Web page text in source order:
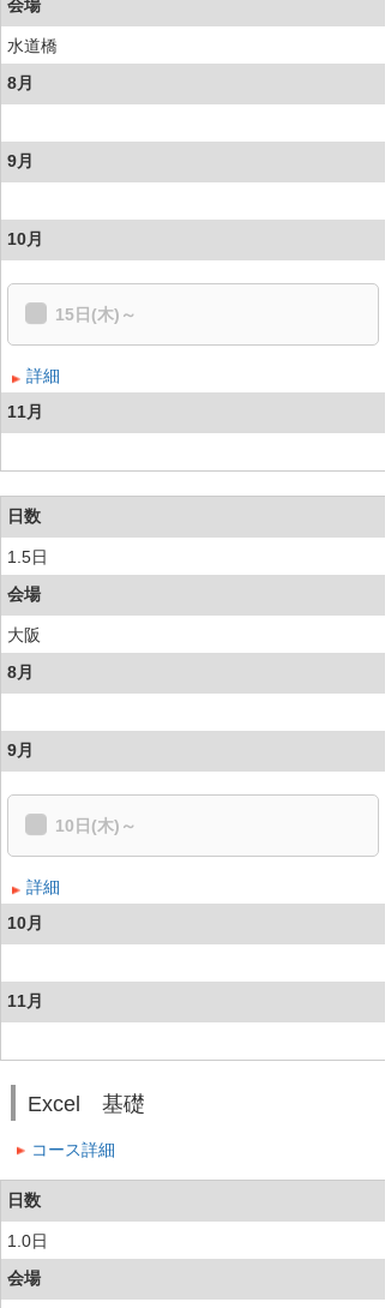
会場
水道橋
8月
9月
10月
15日(木)～
詳細
11月
日数
1.5日
会場
大阪
8月
9月
10日(木)～
詳細
10月
11月
Excel 基礎
コース詳細
日数
1.0日
会場